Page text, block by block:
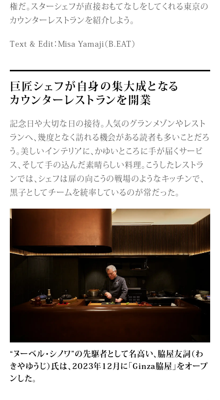
権だ。スターシェフが直接おもてなしをしてくれる東京の
カウンターレストランを紹介しよう。
Text & Edit：Misa Yamaji（B.EAT）
巨匠シェフが自身の集大成となる
カウンターレストランを開業
記念日や大切な日の接待。人気のグランメゾンやレスト
ランへ、幾度となく訪れる機会がある読者も多いことだろ
う。美しいインテリアに、かゆいところに手が届くサービ
ス、そして手の込んだ素晴らしい料理。こうしたレストラ
ンでは、シェフは扉の向こうの戦場のようなキッチンで、
黒子としてチームを統率しているのが常だった。
“ヌーベル・シノワ”の先駆者として名高い、脇屋友詞（わ
きやゆうじ）氏は、2023年12月に「Ginza脇屋」をオープ
ンした。